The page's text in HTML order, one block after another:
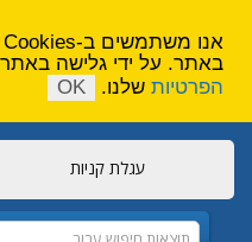
עגלת קניות
באתר. על ידי גלישה
הפרטיות שלנו. OK